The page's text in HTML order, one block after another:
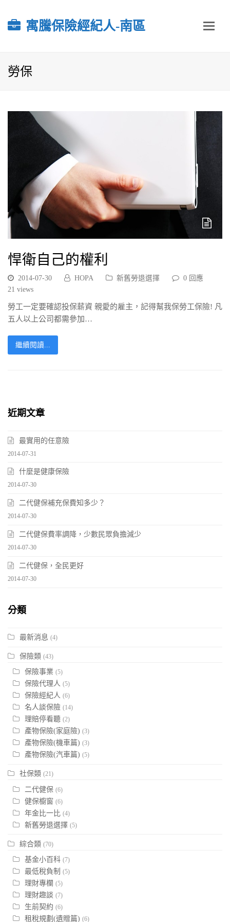
寓騰保險經紀人-南區
勞保
悍衛自己的權利
2014-07-30 HOPA 新舊勞退選擇
0 回應
21 views
勞工一定要確認投保薪資 親愛的雇主，記得幫我保勞工保險! 凡
五人以上公司都需參加…
繼續閱讀...
近期文章
最實用的任意險
2014-07-31
什麼是健康保險
2014-07-30
二代健保補充保費知多少？
2014-07-30
二代健保費率調降，少數民眾負擔減少
2014-07-30
二代健保，全民更好
2014-07-30
分類
最新消息 (4)
保險類 (43)
保險事業 (5)
保險代理人 (5)
保險經紀人 (6)
名人談保險 (14)
理賠停看聽 (2)
產物保險(家庭險) (3)
產物保險(機車篇) (3)
產物保險(汽車篇) (5)
社保類 (21)
二代健保 (6)
健保櫥窗 (6)
年金比一比 (4)
新舊勞退選擇 (5)
綜合類 (70)
基金小百科 (7)
最低稅負制 (5)
理財專欄 (5)
理財趣談 (7)
生前契約 (6)
租稅規劃(遺贈篇) (6)